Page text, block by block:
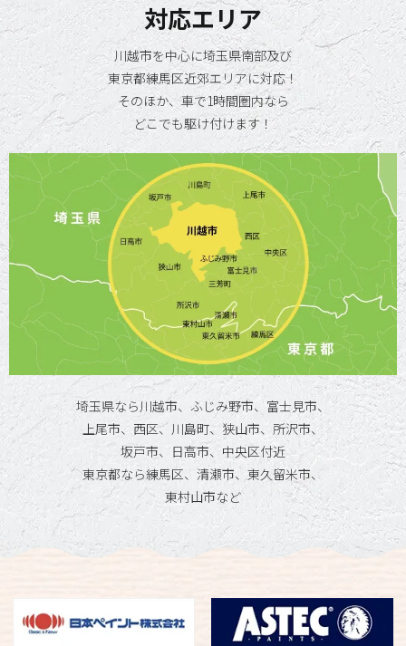
対応エリア
川越市を中心に埼玉県南部及び
東京都練馬区近郊エリアに対応！
そのほか、車で1時間圏内なら
どこでも駆け付けます！
埼玉県なら川越市、ふじみ野市、富士見市、
上尾市、西区、川島町、狭山市、所沢市、
坂戸市、日高市、中央区付近
東京都なら練馬区、清瀬市、東久留米市、
東村山市など